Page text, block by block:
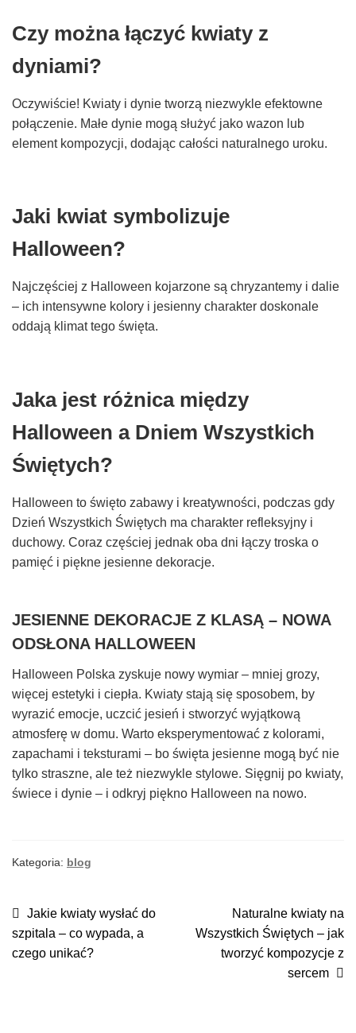
Czy można łączyć kwiaty z
dyniami?
Oczywiście! Kwiaty i dynie tworzą niezwykle efektowne
połączenie. Małe dynie mogą służyć jako wazon lub
element kompozycji, dodając całości naturalnego uroku.
Jaki kwiat symbolizuje
Halloween?
Najczęściej z Halloween kojarzone są chryzantemy i dalie
– ich intensywne kolory i jesienny charakter doskonale
oddają klimat tego święta.
Jaka jest różnica między
Halloween a Dniem Wszystkich
Świętych?
Halloween to święto zabawy i kreatywności, podczas gdy
Dzień Wszystkich Świętych ma charakter refleksyjny i
duchowy. Coraz częściej jednak oba dni łączy troska o
pamięć i piękne jesienne dekoracje.
JESIENNE DEKORACJE Z KLASĄ – NOWA
ODSŁONA HALLOWEEN
Halloween Polska zyskuje nowy wymiar – mniej grozy,
więcej estetyki i ciepła. Kwiaty stają się sposobem, by
wyrazić emocje, uczcić jesień i stworzyć wyjątkową
atmosferę w domu. Warto eksperymentować z kolorami,
zapachami i teksturami – bo święta jesienne mogą być nie
tylko straszne, ale też niezwykle stylowe. Sięgnij po kwiaty,
świece i dynie – i odkryj piękno Halloween na nowo.
Kategoria: blog
NAWIGACJA
WPISU
Poprzedni
wpis:
Jakie kwiaty wysłać do
szpitala – co wypada, a
czego unikać?
Następny
wpis:
Naturalne kwiaty na
Wszystkich Świętych – jak
tworzyć kompozycje z
sercem